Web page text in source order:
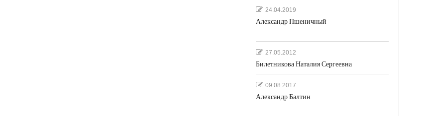
24.04.2019
Александр Пшеничный
27.05.2012
Билетникова Наталия Сергеевна
09.08.2017
Александр Балтин